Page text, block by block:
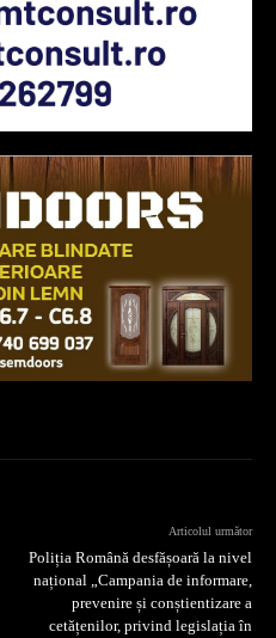
Articolul următor
Poliția Română desfășoară la nivel
național „Campania de informare,
prevenire și conștientizare a
cetățenilor, privind legislația în